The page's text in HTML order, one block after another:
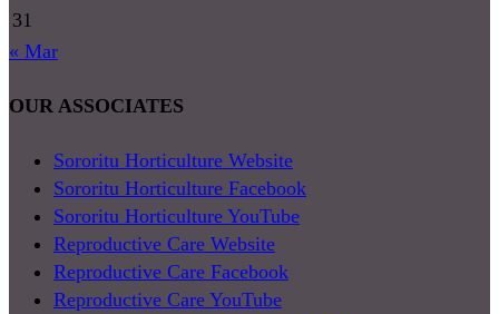
31
« Mar
OUR ASSOCIATES
Sororitu Horticulture Website
Sororitu Horticulture Facebook
Sororitu Horticulture YouTube
Reproductive Care Website
Reproductive Care Facebook
Reproductive Care YouTube